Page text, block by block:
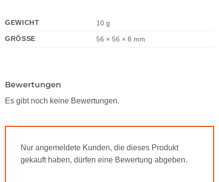
GEWICHT
10 g
GRÖSSE
56 × 56 × 8 mm
Bewertungen
Es gibt noch keine Bewertungen.
Nur angemeldete Kunden, die dieses Produkt
gekauft haben, dürfen eine Bewertung abgeben.